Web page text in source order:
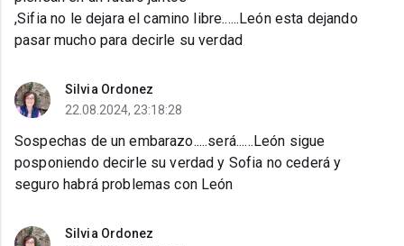
,Sifia no le dejara el camino libre......León esta dejando
pasar mucho para decirle su verdad
Silvia Ordonez
22.08.2024, 23:18:28
Sospechas de un embarazo.....será......León sigue
posponiendo decirle su verdad y Sofia no cederá y
seguro habrá problemas con León
Silvia Ordonez